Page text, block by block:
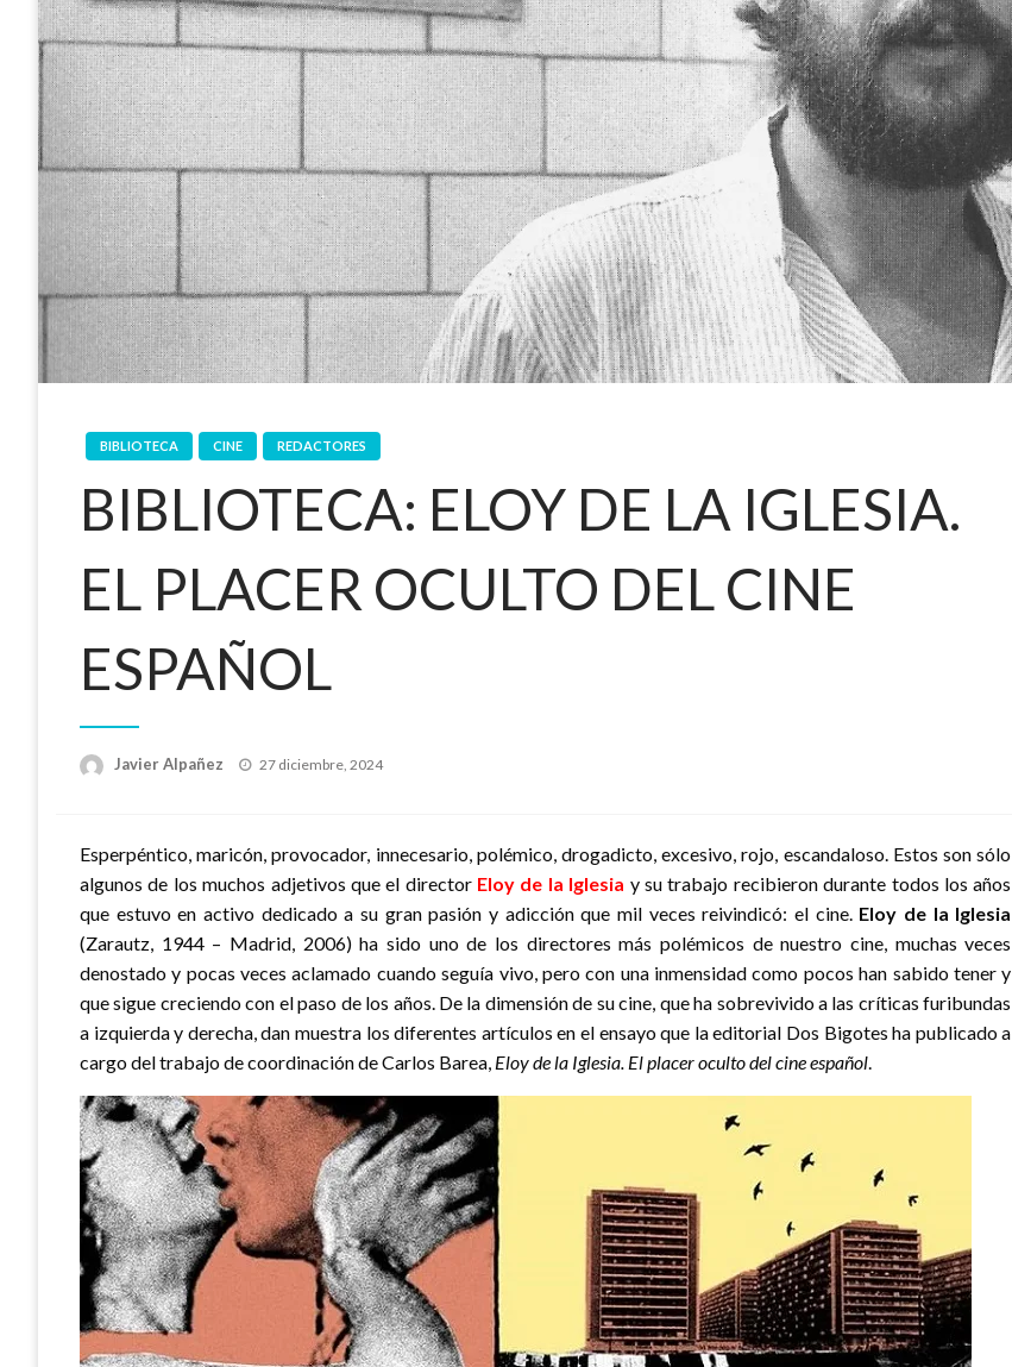
BIBLIOTECA CINE REDACTORES
BIBLIOTECA: ELOY DE LA IGLESIA.
EL PLACER OCULTO DEL CINE
ESPAÑOL
Javier Alpañez
Publicado
27 diciembre, 2024
Esperpéntico, maricón, provocador, innecesario, polémico, drogadicto, excesivo, rojo, escandaloso. Estos son sólo
algunos de los muchos adjetivos que el director Eloy de la Iglesia y su trabajo recibieron durante todos los años
que estuvo en activo dedicado a su gran pasión y adicción que mil veces reivindicó: el cine. Eloy de la Iglesia
(Zarautz, 1944 – Madrid, 2006) ha sido uno de los directores más polémicos de nuestro cine, muchas veces
denostado y pocas veces aclamado cuando seguía vivo, pero con una inmensidad como pocos han sabido tener y
que sigue creciendo con el paso de los años. De la dimensión de su cine, que ha sobrevivido a las críticas furibundas
a izquierda y derecha, dan muestra los diferentes artículos en el ensayo que la editorial Dos Bigotes ha publicado a
cargo del trabajo de coordinación de Carlos Barea, Eloy de la Iglesia. El placer oculto del cine español.